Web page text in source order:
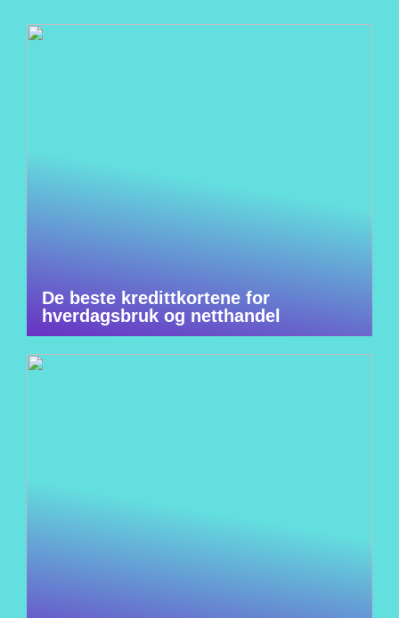
De beste kredittkortene for
hverdagsbruk og netthandel